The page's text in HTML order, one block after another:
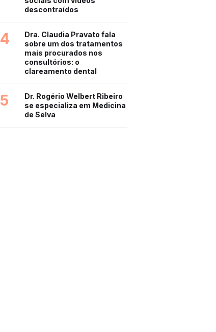
descontraídos
4
Dra. Claudia Pravato fala
sobre um dos tratamentos
mais procurados nos
consultórios: o
clareamento dental
5
Dr. Rogério Welbert Ribeiro
se especializa em Medicina
de Selva